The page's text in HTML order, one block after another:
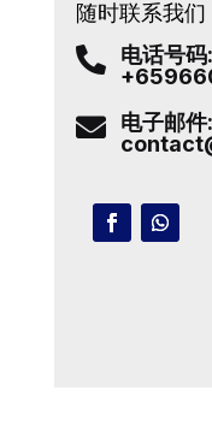
随时联系我们

电话号

电子邮件: